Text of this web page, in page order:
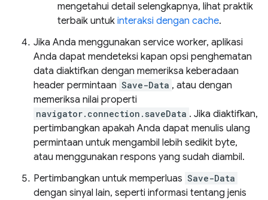
mengetahui detail selengkapnya, lihat praktik
terbaik untuk interaksi dengan cache.
Jika Anda menggunakan service worker, aplikasi
Anda dapat mendeteksi kapan opsi penghematan
data diaktifkan dengan memeriksa keberadaan
header permintaan Save-Data , atau dengan
memeriksa nilai properti
navigator.connection.saveData . Jika diaktifkan,
pertimbangkan apakah Anda dapat menulis ulang
permintaan untuk mengambil lebih sedikit byte,
atau menggunakan respons yang sudah diambil.
Pertimbangkan untuk memperluas Save-Data
dengan sinyal lain, seperti informasi tentang jenis